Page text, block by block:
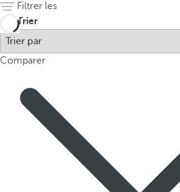
.
Filtrer les
Trier
Comparer